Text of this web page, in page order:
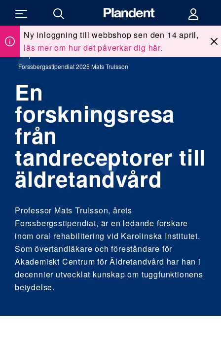
Ny inloggning till webbshop sen den 14 april,
läs mer om hur det påverkar dig här.
är
här:
Om Plandent / Forssbergs Dentals Stipendiefond
Forssbergsstipendiat 2025 Mats Trulsson
En
forskningsresa
från
tandreceptorer till
äldretandvård
Professor Mats Trulsson, årets
Forssbergsstipendiat, är en ledande forskare
inom oral rehabilitering vid Karolinska Institutet.
Som övertandläkare och föreståndare för
Akademiskt Centrum för Äldretandvård har han i
decennier utvecklat kunskap om tuggfunktionens
betydelse.